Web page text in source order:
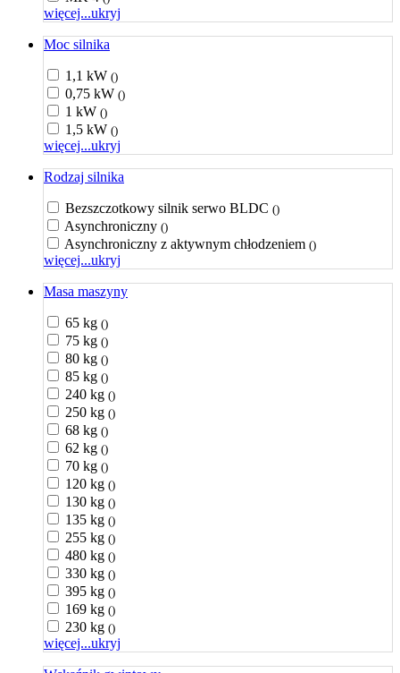
więcej...ukryj
Moc silnika
1,1 kW ()
0,75 kW ()
1 kW ()
1,5 kW ()
więcej...ukryj
Rodzaj silnika
Bezszczotkowy silnik serwo BLDC ()
Asynchroniczny ()
Asynchroniczny z aktywnym chłodzeniem ()
więcej...ukryj
Masa maszyny
65 kg ()
75 kg ()
80 kg ()
85 kg ()
240 kg ()
250 kg ()
68 kg ()
62 kg ()
70 kg ()
120 kg ()
130 kg ()
135 kg ()
255 kg ()
480 kg ()
330 kg ()
395 kg ()
169 kg ()
230 kg ()
więcej...ukryj